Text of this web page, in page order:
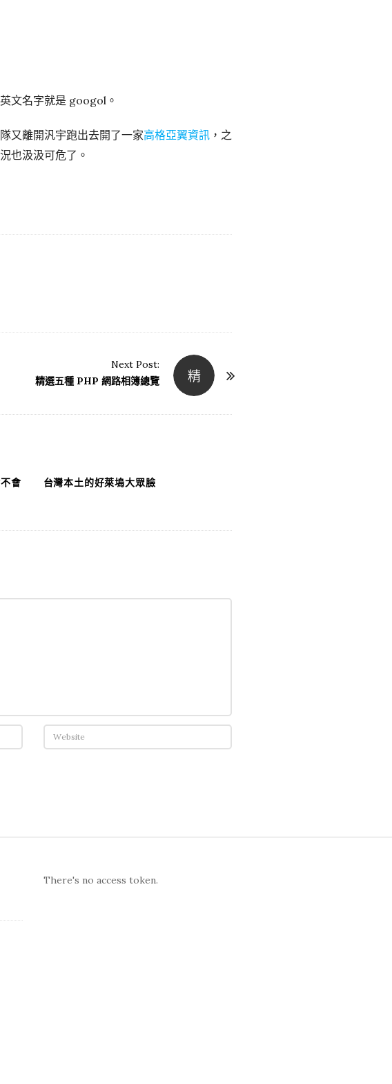
文名字就是 googol。
又離開汎宇跑出去開了一家高格亞翼資訊 ，之
也汲汲可危了。
精
Next Post:
精選五種 PHP 網路相簿總覽
會
台灣本土的好萊塢大眾臉
There's no access token.